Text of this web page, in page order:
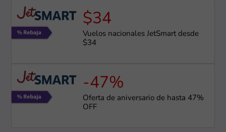
$34
Vuelos nacionales JetSmart desde
$34
-47%
Oferta de aniversario de hasta 47%
OFF